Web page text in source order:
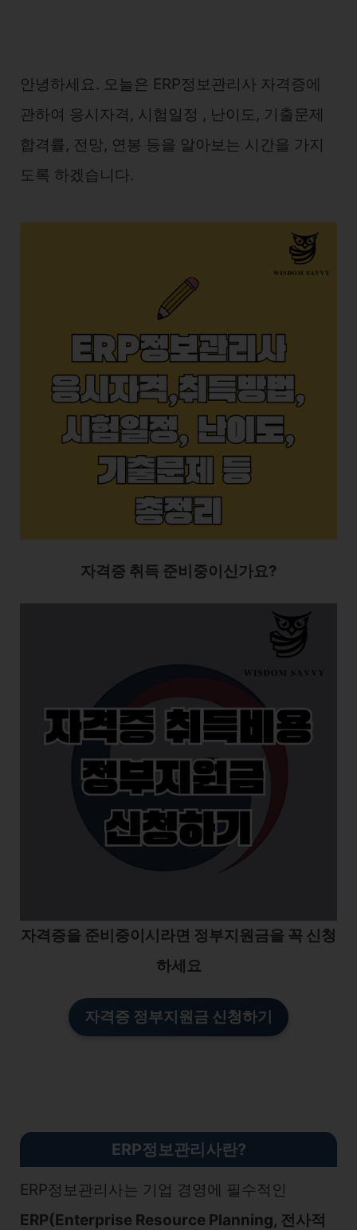
안녕하세요. 오늘은 ERP정보관리사 자격증에
관하여 응시자격, 시험일정 , 난이도, 기출문제
합격률, 전망, 연봉 등을 알아보는 시간을 가지
도록 하겠습니다.
자격증 취득 준비중이신가요?
자격증을 준비중이시라면 정부지원금을 꼭 신청
하세요
자격증 정부지원금 신청하기
ERP정보관리사란?
ERP정보관리사는 기업 경영에 필수적인
ERP(Enterprise Resource Planning, 전사적